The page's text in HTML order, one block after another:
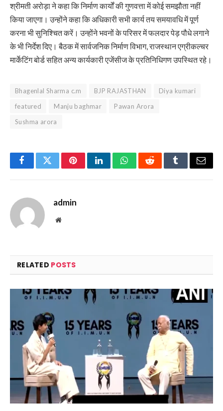
श्रीमती अरोड़ा ने कहा कि निर्माण कार्यों की गुणवत्ता में कोई समझौता नहीं
किया जाएगा। उन्होंने कहा कि अधिकारी सभी कार्य तय समयावधि में पूर्ण
करना भी सुनिश्चित करें। उन्होंने भवनों के परिसर में फलदार पेड़ पौधे लगाने
के भी निर्देश दिए। बैठक में सार्वजनिक निर्माण विभाग, राजस्थान एग्रीकल्चर
मार्केटिंग बोर्ड सहित अन्य कार्यकारी एजेंसीज के प्रतिनिधिगण उपस्थित रहे।
Bhagenlal Sharma c.m BJP RAJASTHAN
Diya kumari
featured
Manju baghmar
Pawan Arora
Sushma arora
FacebookTwitterPinterestLinkedInWhatsAppRedditTumblrEmail
admin
Website
RELATED POSTS